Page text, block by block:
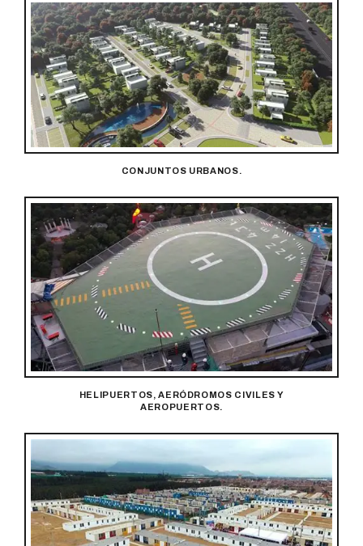
CONJUNTOS URBANOS.
HELIPUERTOS, AERÓDROMOS CIVILES Y
AEROPUERTOS.